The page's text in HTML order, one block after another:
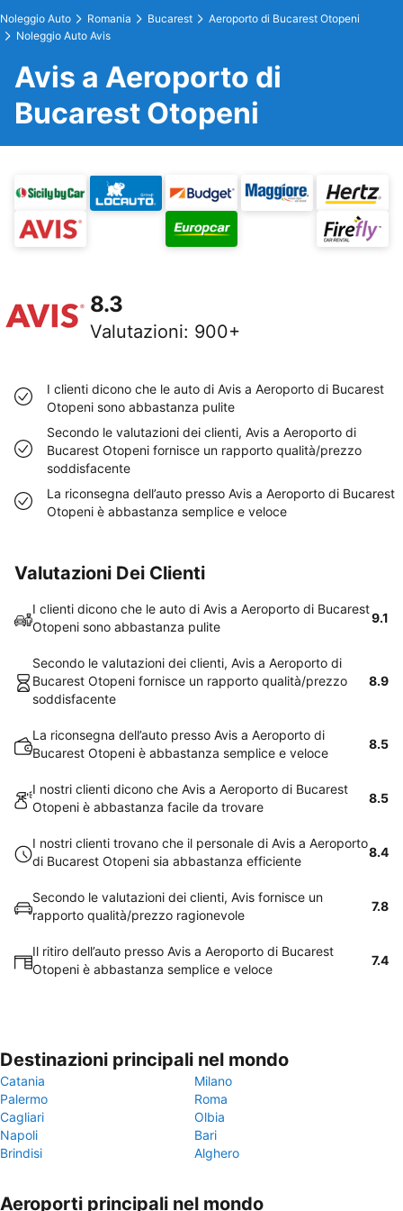
Noleggio Auto Romania Bucarest
Aeroporto di Bucarest Otopeni
Noleggio Auto Avis
Avis a Aeroporto di
Bucarest Otopeni
8.3
Valutazioni: 900+
I clienti dicono che le auto di Avis a Aeroporto di Bucarest
Otopeni sono abbastanza pulite
Secondo le valutazioni dei clienti, Avis a Aeroporto di
Bucarest Otopeni fornisce un rapporto qualità/prezzo
soddisfacente
La riconsegna dell’auto presso Avis a Aeroporto di Bucarest
Otopeni è abbastanza semplice e veloce
Valutazioni Dei Clienti
I clienti dicono che le auto di Avis a Aeroporto di Bucarest
Otopeni sono abbastanza pulite
9.1
Secondo le valutazioni dei clienti, Avis a Aeroporto di
Bucarest Otopeni fornisce un rapporto qualità/prezzo
soddisfacente
8.9
La riconsegna dell’auto presso Avis a Aeroporto di
Bucarest Otopeni è abbastanza semplice e veloce
8.5
I nostri clienti dicono che Avis a Aeroporto di Bucarest
Otopeni è abbastanza facile da trovare
8.5
I nostri clienti trovano che il personale di Avis a Aeroporto
di Bucarest Otopeni sia abbastanza efficiente
8.4
Secondo le valutazioni dei clienti, Avis fornisce un
rapporto qualità/prezzo ragionevole
7.8
Il ritiro dell’auto presso Avis a Aeroporto di Bucarest
Otopeni è abbastanza semplice e veloce
7.4
Destinazioni principali nel mondo
Catania
Milano
Palermo
Roma
Cagliari
Olbia
Napoli
Bari
Brindisi
Alghero
Aeroporti principali nel mondo